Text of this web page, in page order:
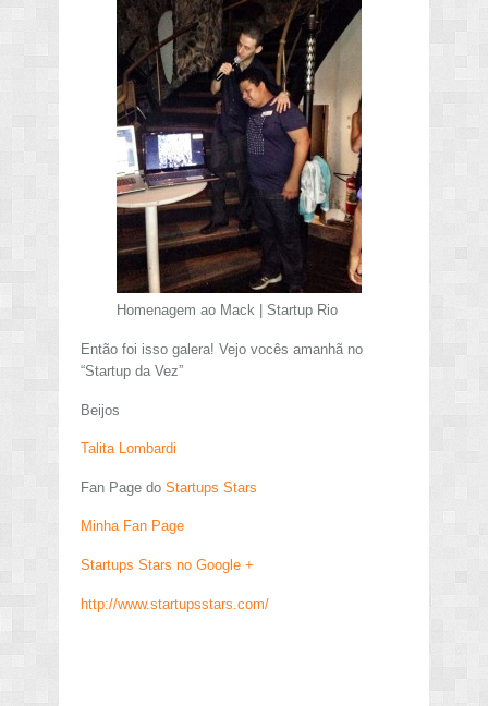
Homenagem ao Mack | Startup Rio
Então foi isso galera! Vejo vocês amanhã no
“Startup da Vez”
Beijos
Talita Lombardi
Fan Page do Startups Stars
Minha Fan Page
Startups Stars no Google +
http://www.startupsstars.com/